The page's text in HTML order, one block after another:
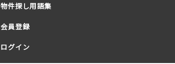
物件探し用語集
会員登録
ログイン